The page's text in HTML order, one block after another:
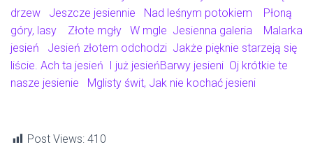
drzew
Jeszcze jesiennie Nad leśnym potokiem
Płoną
góry, lasy
Złote mgły W mgle Jesienna galeria
Malarka
jesień
Jesień złotem odchodzi Jakże pięknie starzeją się
liście. Ach ta jesień I już jesieńBarwy jesieni Oj krótkie te
nasze jesienie
Mglisty świt, Jak nie kochać jesieni
Post Views: 410